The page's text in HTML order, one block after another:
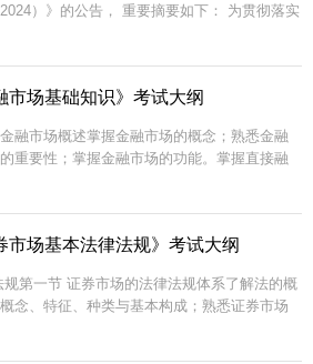
）》的公告， 重要摘要如下： 为贯彻落实
要求,推动培养德...
市场基础知识》考试大纲
融市场概述掌握金融市场的概念；熟悉金融
重要性；掌握金融市场的功能。掌握直接融
分类；熟悉直接融资与间接融资的区别；熟
市场基本法律法规》考试大纲
第一节 证券市场的法律法规体系了解法的概
念、特征、种类与基本构成；熟悉证券市场
解证券市场各层级的主要法规。第二节 公司